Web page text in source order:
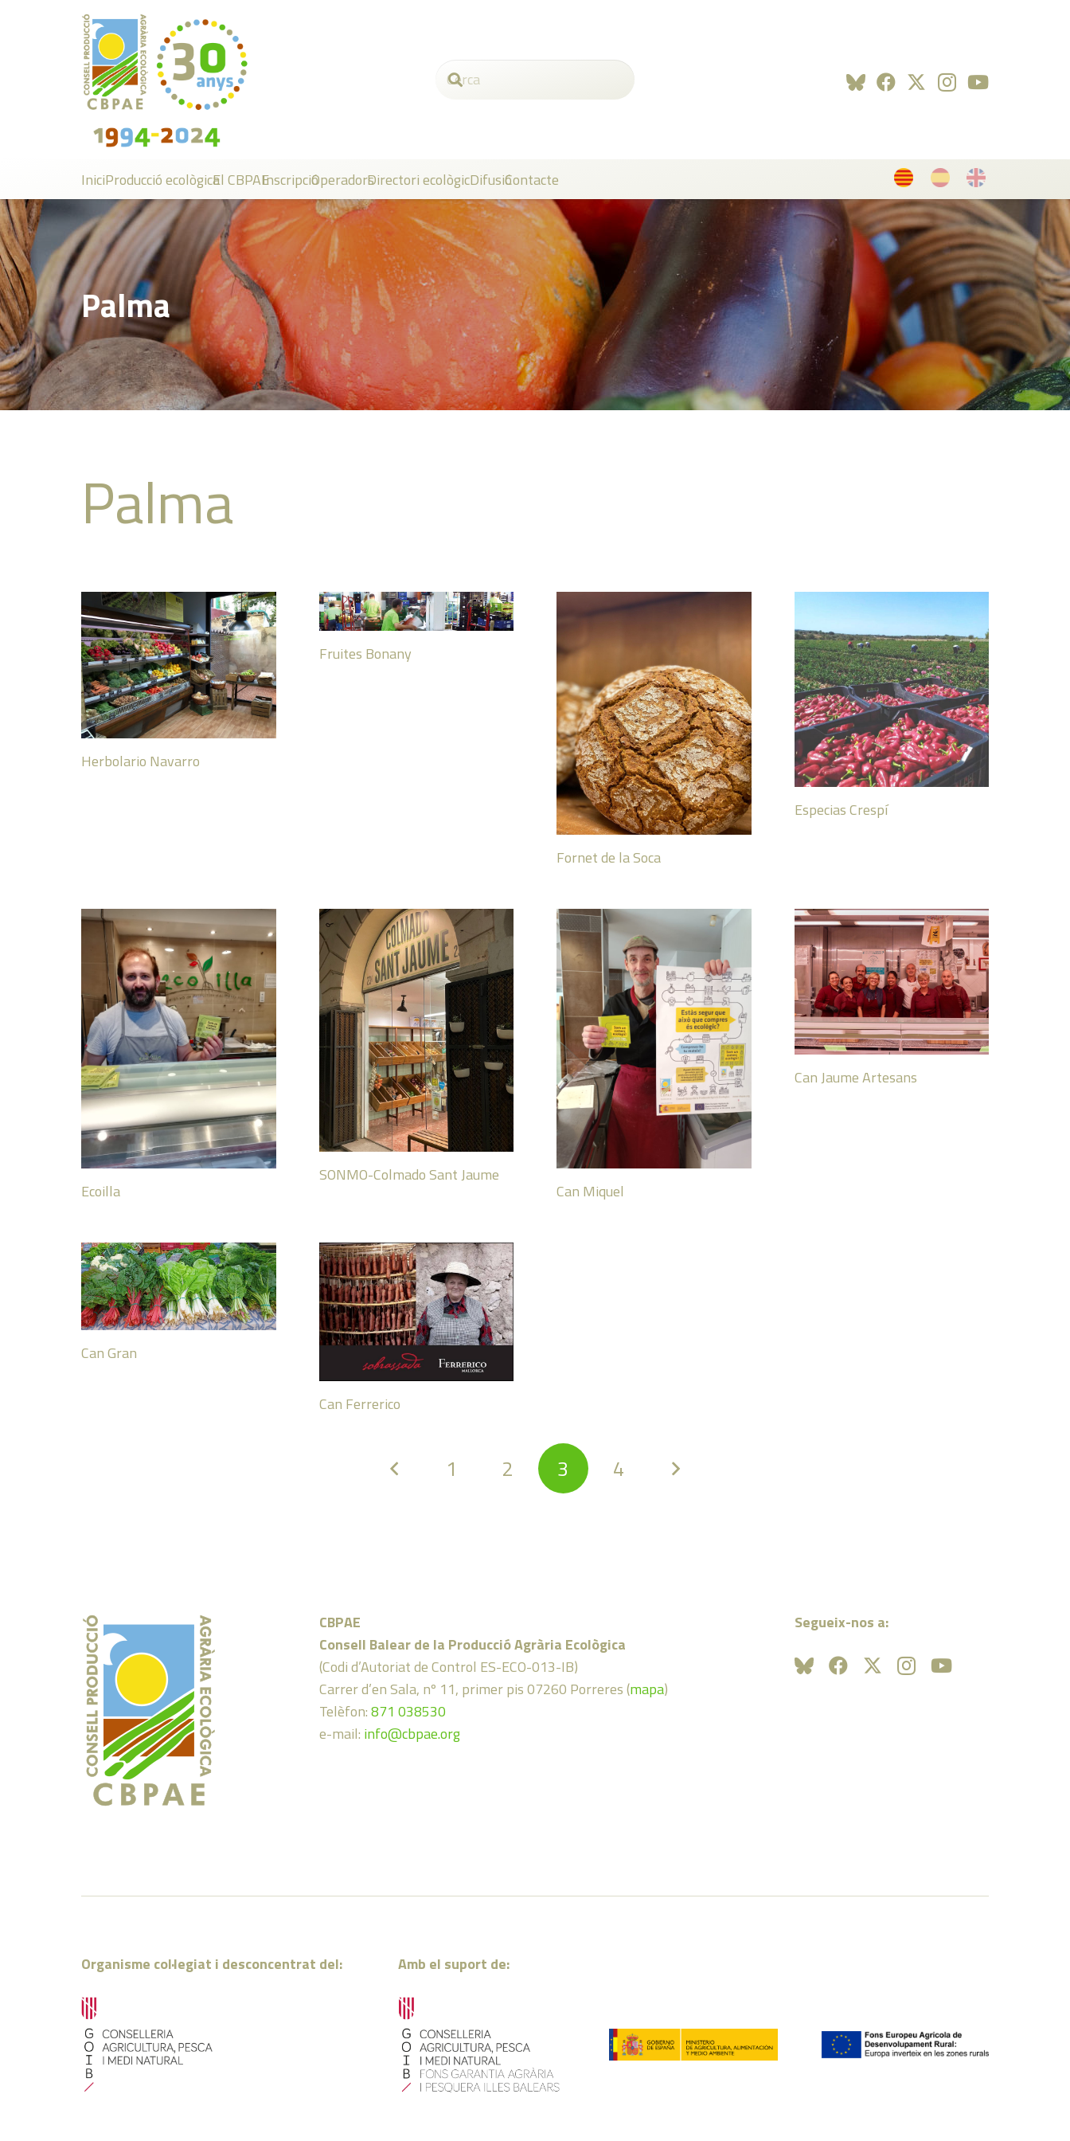
IniciProducció ecològicaEl CBPAEInscripcióOperadorsDirectori ecològicDifusióContacte
Palma
Palma
Herbolario Navarro
Fruites Bonany
Fornet de la Soca
Especias Crespí
Ecoilla
SONMO-Colmado Sant Jaume
Can Miquel
Can Jaume Artesans
Can Gran
Can Ferrerico
1 2 3 4
CBPAE
Consell Balear de la Producció Agrària Ecològica
(Codi d’Autoriat de Control ES-ECO-013-IB)
Carrer d’en Sala, nº 11, primer pis 07260 Porreres (mapa)
Telèfon:871 038530
e-mail: info@cbpae.org
Segueix-nos a:
Organisme col·legiat i desconcentrat del: Amb el suport de: